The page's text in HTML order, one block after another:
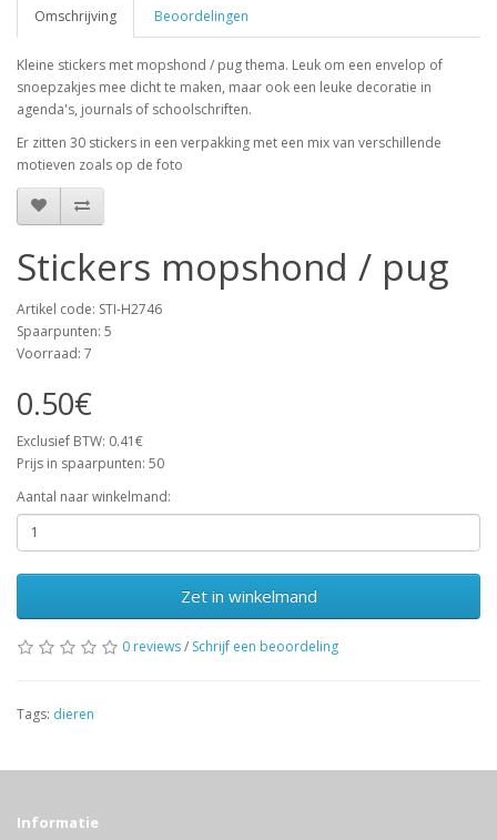
Omschrijving Beoordelingen
Kleine stickers met mopshond / pug thema. Leuk om een envelop of
snoepzakjes mee dicht te maken, maar ook een leuke decoratie in
agenda's, journals of schoolschriften.
Er zitten 30 stickers in een verpakking met een mix van verschillende
motieven zoals op de foto
Stickers mopshond / pug
Artikel code: STI-H2746
Spaarpunten: 5
Voorraad: 7
0.50€
Exclusief BTW: 0.41€
Prijs in spaarpunten: 50
Aantal naar winkelmand:
Zet in winkelmand
0 reviews/ Schrijf een beoordeling
Tags: dieren
Informatie